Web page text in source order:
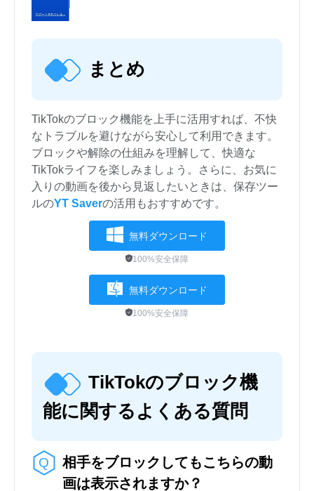
まとめ
TikTokのブロック機能を上手に活用すれば、不快
なトラブルを避けながら安心して利用できます。
ブロックや解除の仕組みを理解して、快適な
TikTokライフを楽しみましょう。さらに、お気に
入りの動画を後から見返したいときは、保存ツー
ルのYT Saverの活用もおすすめです。
無料ダウンロード
100%安全保障
無料ダウンロード
100%安全保障
TikTokのブロック機
能に関するよくある質問
相手をブロックしてもこちらの動
画は表示されますか？